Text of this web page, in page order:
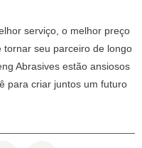
serviço, o melhor preço
seu parceiro de longo
Abrasives estão ansiosos
para criar juntos um futuro